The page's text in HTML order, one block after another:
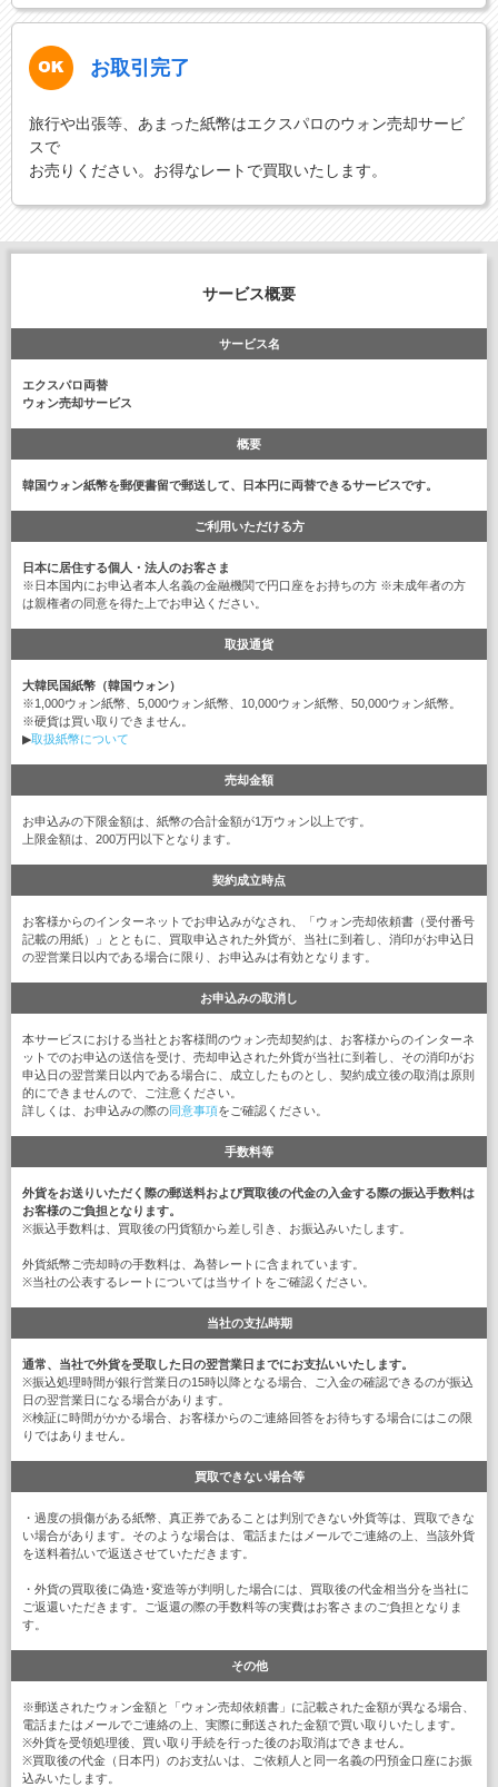
お取引完了
旅行や出張等、あまった紙幣はエクスパロのウォン売却サービ
スで
お売りください。お得なレートで買取いたします。
サービス概要
サービス名
エクスパロ両替
ウォン売却サービス
概要
韓国ウォン紙幣を郵便書留で郵送して、日本円に両替できるサービスです。
ご利用いただける方
日本に居住する個人・法人のお客さま
※日本国内にお申込者本人名義の金融機関で円口座をお持ちの方 ※未成年者の方
は親権者の同意を得た上でお申込ください。
取扱通貨
大韓民国紙幣（韓国ウォン）
※1,000ウォン紙幣、5,000ウォン紙幣、10,000ウォン紙幣、50,000ウォン紙幣。
※硬貨は買い取りできません。
▶取扱紙幣について
売却金額
お申込みの下限金額は、紙幣の合計金額が1万ウォン以上です。
上限金額は、200万円以下となります。
契約成立時点
お客様からのインターネットでお申込みがなされ、「ウォン売却依頼書（受付番号
記載の用紙）」とともに、買取申込された外貨が、当社に到着し、消印がお申込日
の翌営業日以内である場合に限り、お申込みは有効となります。
お申込みの取消し
本サービスにおける当社とお客様間のウォン売却契約は、お客様からのインターネ
ットでのお申込の送信を受け、売却申込された外貨が当社に到着し、その消印がお
申込日の翌営業日以内である場合に、成立したものとし、契約成立後の取消は原則
的にできませんので、ご注意ください。
詳しくは、お申込みの際の同意事項をご確認ください。
手数料等
外貨をお送りいただく際の郵送料および買取後の代金の入金する際の振込手数料は
お客様のご負担となります。
※振込手数料は、買取後の円貨額から差し引き、お振込みいたします。
外貨紙幣ご売却時の手数料は、為替レートに含まれています。
※当社の公表するレートについては当サイトをご確認ください。
当社の支払時期
通常、当社で外貨を受取した日の翌営業日までにお支払いいたします。
※振込処理時間が銀行営業日の15時以降となる場合、ご入金の確認できるのが振込
日の翌営業日になる場合があります。
※検証に時間がかかる場合、お客様からのご連絡回答をお待ちする場合にはこの限
りではありません。
買取できない場合等
・過度の損傷がある紙幣、真正券であることは判別できない外貨等は、買取できな
い場合があります。そのような場合は、電話またはメールでご連絡の上、当該外貨
を送料着払いで返送させていただきます。
・外貨の買取後に偽造･変造等が判明した場合には、買取後の代金相当分を当社に
ご返還いただきます。ご返還の際の手数料等の実費はお客さまのご負担となりま
す。
その他
※郵送されたウォン金額と「ウォン売却依頼書」に記載された金額が異なる場合、
電話またはメールでご連絡の上、実際に郵送された金額で買い取りいたします。
※外貨を受領処理後、買い取り手続を行った後のお取消はできません。
※買取後の代金（日本円）のお支払いは、ご依頼人と同一名義の円預金口座にお振
込みいたします。